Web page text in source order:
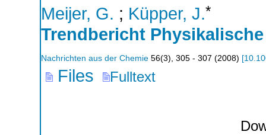
Meijer, G. ; Küpper, J.*
Trendbericht
Nachrichten aus der Chemie 56(3), 305 - 307 (2008) [
Files Fulltext